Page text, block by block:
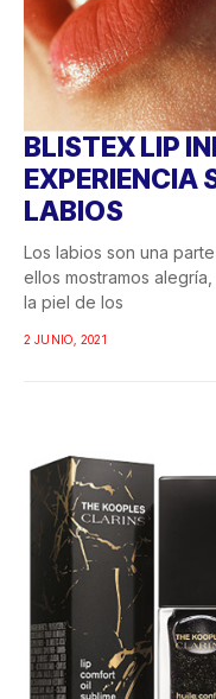
BLISTEX LIP
EXPERIENCIA
LABIOS
Los labios son una
ellos mostramos
la piel de los
2 JUNIO, 2021